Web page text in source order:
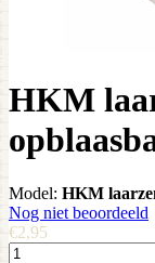
HKM
Model: HKM
Nog niet beoordeeld
€2,95